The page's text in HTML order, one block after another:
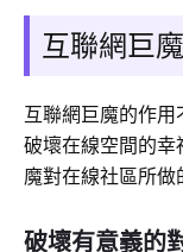
互聯網巨
互聯網巨魔的作
破壞在線空間的
魔對在線社區所做
破壞有意義的